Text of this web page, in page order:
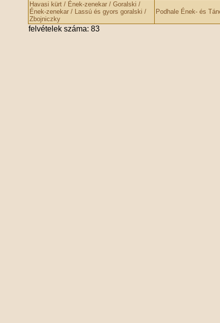
Havasi kürt / Ének-zenekar / Goralski /
Ének-zenekar / Lassú és gyors goralski /
Zbojniczky
Podhale Ének- és
felvételek száma: 83